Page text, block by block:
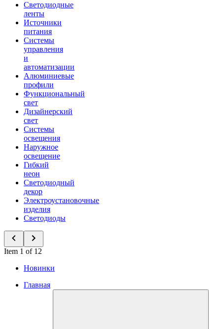
Светодиодные
ленты
Источники
питания
Системы
управления
и
автоматизации
Алюминиевые
профили
Функциональный
свет
Дизайнерский
свет
Системы
освещения
Наружное
освещение
Гибкий
неон
Светодиодный
декор
Электроустановочные
изделия
Светодиоды
Item 1 of 12
Новинки
Главная